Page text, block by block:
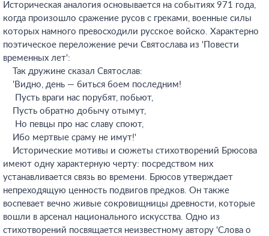
Историческая аналогия основывается на событиях 971 года,
когда произошло сражение русов с греками, военные силы
которых намного превосходили русское войско. Характерно
поэтическое переложение речи Святослава из 'Повести
временных лет':
Так дружине сказал Святослав:
'Видно, день — биться боем последним!
Пусть враги нас порубят, побьют,
Пусть обратно добычу отымут,
Но певцы про нас славу споют,
Ибо мертвые сраму не имут!'
Исторические мотивы и сюжеты стихотворений Брюсова
имеют одну характерную черту: посредством них
устанавливается связь во времени. Брюсов утверждает
непреходящую ценность подвигов предков. Он также
воспевает вечно живые сокровищницы древности, которые
вошли в арсенал национального искусства. Одно из
стихотворений посвящается неизвестному автору 'Слова о